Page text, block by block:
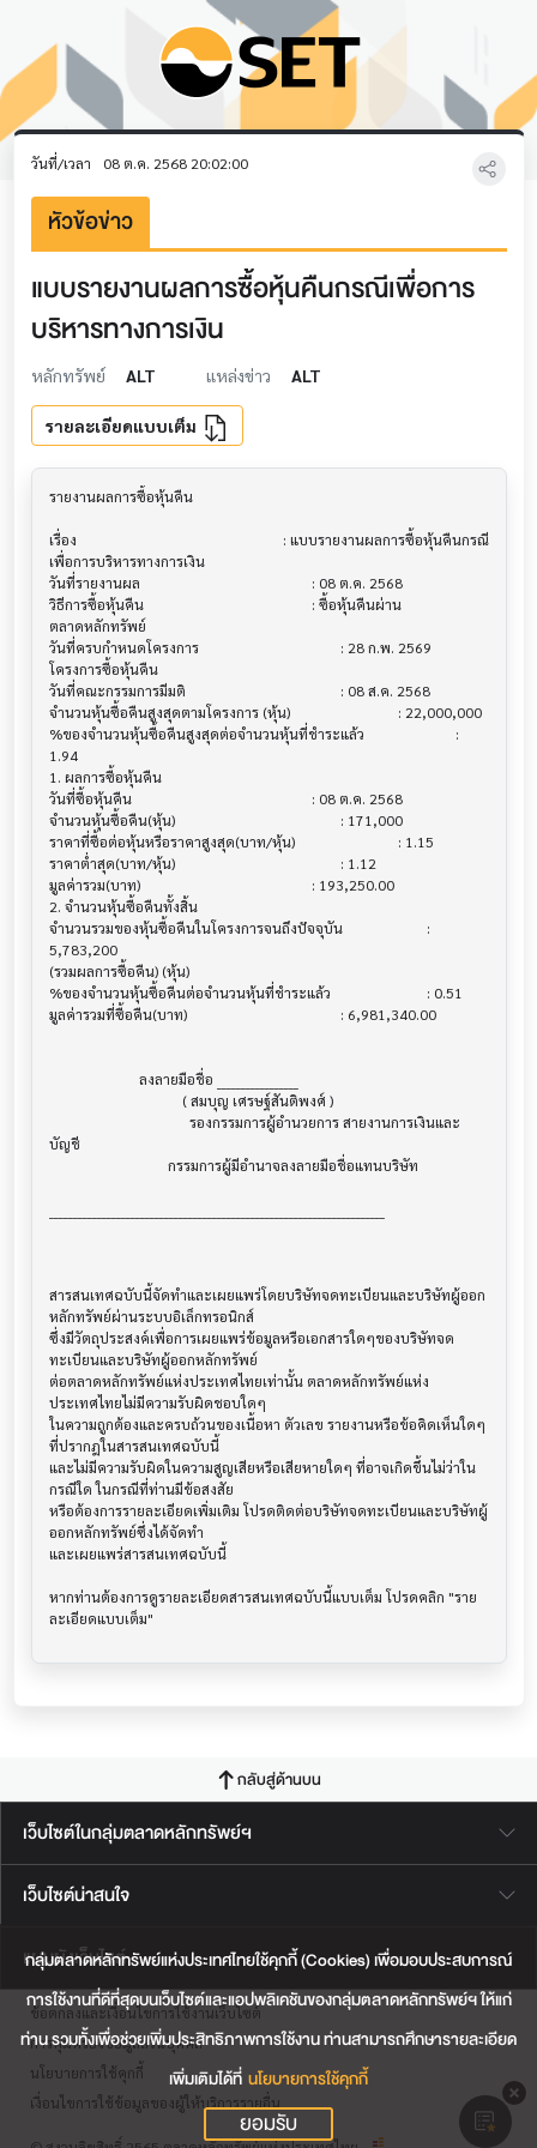
กลุ่มตลาดหลักทรัพย์แห่งประเทศไทยใช้คุกกี้ (Cookies) เพื่อมอบประสบการณ์
การใช้งานที่ดีที่สุดบนเว็บไซต์และแอปพลิเคชันของกลุ่มตลาดหลักทรัพย์ฯ ให้แก่
ท่าน รวมทั้งเพื่อช่วยเพิ่มประสิทธิภาพการใช้งาน ท่านสามารถศึกษารายละเอียด
เพิ่มเติมได้ที่ นโยบายการใช้คุกกี้
ยอมรับ
วันที่/เวลา 08 ต.ค. 2568 20:02:00
หัวข้อข่าว
แบบรายงานผลการซื้อหุ้นคืนกรณีเพื่อการ
บริหารทางการเงิน
หลักทรัพย์ ALT แหล่งข่าว ALT
รายละเอียดแบบเต็ม
รายงานผลการซื้อหุ้นคืน
เรื่อง                                  			 : แบบรายงานผลการซื้อหุ้นคืนกรณี
เพื่อการบริหารทางการเงิน
วันที่รายงานผล                          			 : 08 ต.ค. 2568
วิธีการซื้อหุ้นคืน                           			 : ซื้อหุ้นคืนผ่าน
ตลาดหลักทรัพย์
วันที่ครบกำหนดโครงการ                   			 : 28 ก.พ. 2569
โครงการซื้อหุ้นคืน
วันที่คณะกรรมการมีมติ                     			 : 08 ส.ค. 2568
จำนวนหุ้นซื้อคืนสูงสุดตามโครงการ (หุ้น)        			 : 22,000,000
%ของจำนวนหุ้นซื้อคืนสูงสุดต่อจำนวนหุ้นที่ชำระแล้ว  			 :
1.94
1. ผลการซื้อหุ้นคืน
วันที่ซื้อหุ้นคืน                            			 : 08 ต.ค. 2568
จำนวนหุ้นซื้อคืน(หุ้น)                       			 : 171,000
ราคาที่ซื้อต่อหุ้นหรือราคาสูงสุด(บาท/หุ้น)        			 : 1.15
ราคาต่ำสุด(บาท/หุ้น)                      			 : 1.12
มูลค่ารวม(บาท)                          			 : 193,250.00
2. จำนวนหุ้นซื้อคืนทั้งสิ้น
จำนวนรวมของหุ้นซื้อคืนในโครงการจนถึงปัจจุบัน 			 :
5,783,200
(รวมผลการซื้อคืน) (หุ้น)
%ของจำนวนหุ้นซื้อคืนต่อจำนวนหุ้นที่ชำระแล้ว      			 : 0.51
มูลค่ารวมที่ซื้อคืน(บาท)                     			 : 6,981,340.00
บัญชี
สารสนเทศฉบับนี้จัดทำและเผยแพร่โดยบริษัทจดทะเบียนและบริษัทผู้ออก
หลักทรัพย์ผ่านระบบอิเล็กทรอนิกส์
ซึ่งมีวัตถุประสงค์เพื่อการเผยแพร่ข้อมูลหรือเอกสารใดๆของบริษัทจด
ทะเบียนและบริษัทผู้ออกหลักทรัพย์
ต่อตลาดหลักทรัพย์แห่งประเทศไทยเท่านั้น ตลาดหลักทรัพย์แห่ง
ประเทศไทยไม่มีความรับผิดชอบใดๆ
ในความถูกต้องและครบถ้วนของเนื้อหา ตัวเลข รายงานหรือข้อคิดเห็นใดๆ
ที่ปรากฎในสารสนเทศฉบับนี้
และไม่มีความรับผิดในความสูญเสียหรือเสียหายใดๆ ที่อาจเกิดขึ้นไม่ว่าใน
กรณีใด ในกรณีที่ท่านมีข้อสงสัย
หรือต้องการรายละเอียดเพิ่มเติม โปรดติดต่อบริษัทจดทะเบียนและบริษัทผู้
ออกหลักทรัพย์ซึ่งได้จัดทำ
และเผยแพร่สารสนเทศฉบับนี้
หากท่านต้องการดูรายละเอียดสารสนเทศฉบับนี้แบบเต็ม โปรดคลิก "ราย
กลับสู่ด้านบน
เว็บไซต์ในกลุ่มตลาดหลักทรัพย์ฯ
เว็บไซต์น่าสนใจ
แผนผังเว็บไซต์
ข้อตกลงและเงื่อนไขการใช้งานเว็บไซต์
การคุ้มครองข้อมูลส่วนบุคคล
นโยบายการใช้คุกกี้
เงื่อนไขการใช้ข้อมูลของผู้ให้บริการรายอื่น